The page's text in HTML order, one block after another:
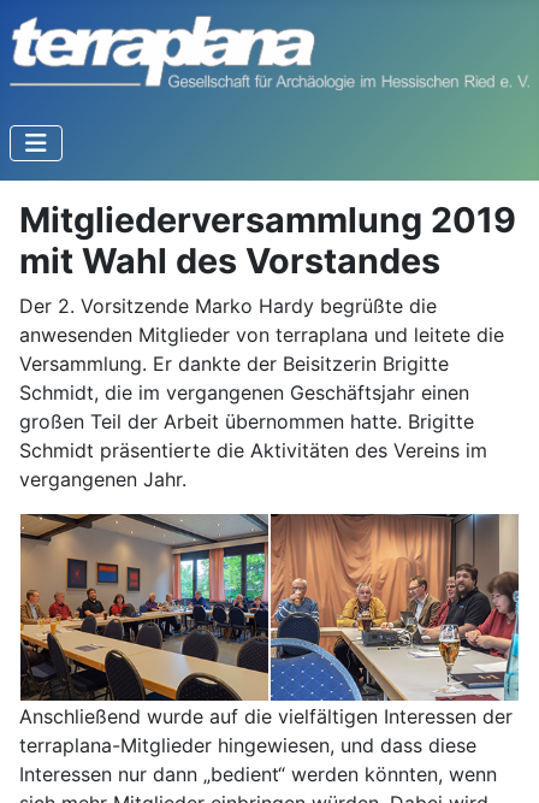
Mitgliederversammlung 2019
mit Wahl des Vorstandes
Der 2. Vorsitzende Marko Hardy begrüßte die
anwesenden Mitglieder von terraplana und leitete die
Versammlung. Er dankte der Beisitzerin Brigitte
Schmidt, die im vergangenen Geschäftsjahr einen
großen Teil der Arbeit übernommen hatte. Brigitte
Schmidt präsentierte die Aktivitäten des Vereins im
vergangenen Jahr.
Anschließend wurde auf die vielfältigen Interessen der
terraplana-Mitglieder hingewiesen, und dass diese
Interessen nur dann „bedient“ werden könnten, wenn